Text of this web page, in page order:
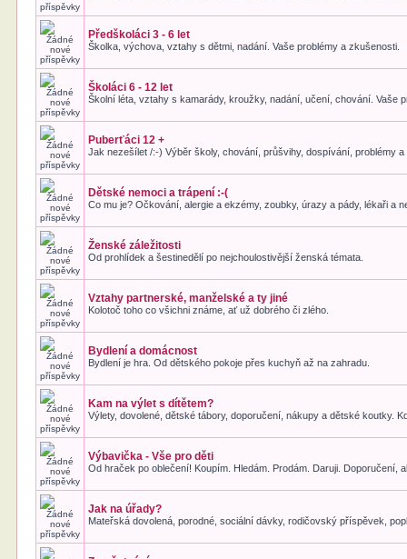
Předškoláci 3 - 6 let
Školka, výchova, vztahy s dětmi, nadání. Vaše problémy a zkušenosti.
Školáci 6 - 12 let
Školní léta, vztahy s kamarády, kroužky, nadání, učení, chování. Vaše
Puberťáci 12 +
Jak nezešílet /:-) Výběr školy, chování, průšvihy, dospívání, problémy
Dětské nemoci a trápení :-(
Co mu je? Očkování, alergie a ekzémy, zoubky, úrazy a pády, lékaři a
Ženské záležitosti
Od prohlídek a šestinedělí po nejchoulostivější ženská témata.
Vztahy partnerské, manželské a ty jiné
Kolotoč toho co všichni známe, ať už dobrého či zlého.
Bydlení a domácnost
Bydlení je hra. Od dětského pokoje přes kuchyň až na zahradu.
Kam na výlet s dítětem?
Výlety, dovolené, dětské tábory, doporučení, nákupy a dětské koutky.
Výbavička - Vše pro děti
Od hraček po oblečení! Koupím. Hledám. Prodám. Daruji. Doporučení,
Jak na úřady?
Mateřská dovolená, porodné, sociální dávky, rodičovský příspěvek,